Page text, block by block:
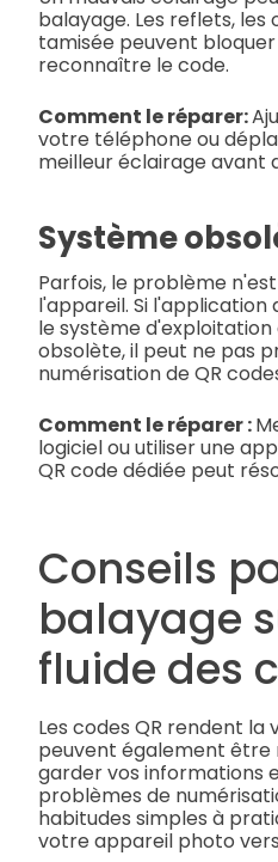
balayage. Les reflets, les
tamisée peuvent
reconnaître le code.
Comment le réparer:
votre téléphone ou
meilleur éclairage avant
Système
Parfois, le problème
l'appareil. Si
le système
obsolète, il peut ne pas
numérisation de QR
Comment le réparer :
logiciel ou utiliser une
QR code dédiée peut
Conseils
balayage
fluide des
Les codes QR rendent la
peuvent également être
garder vos informations
problèmes de
habitudes simples à
votre appareil photo